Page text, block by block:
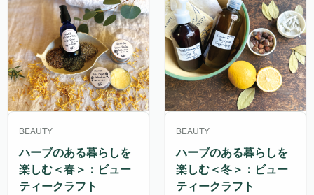
BEAUTY
ハーブのある暮らしを
楽しむ＜春＞：ビュー
ティークラフト
BEAUTY
ハーブのある暮らしを
楽しむ＜冬＞：ビュー
ティークラフト